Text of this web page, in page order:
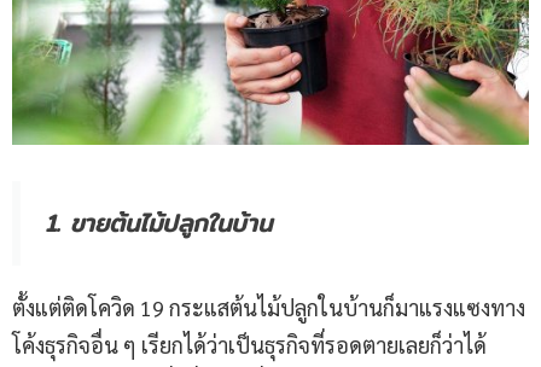
1. ขายต้นไม้ปลูกในบ้าน
ตั้งแต่ติดโควิด 19 กระแสต้นไม้ปลูกในบ้านก็มาแรงแซงทาง
โค้งธุรกิจอื่น ๆ เรียกได้ว่าเป็นธุรกิจที่รอดตายเลยก็ว่าได้